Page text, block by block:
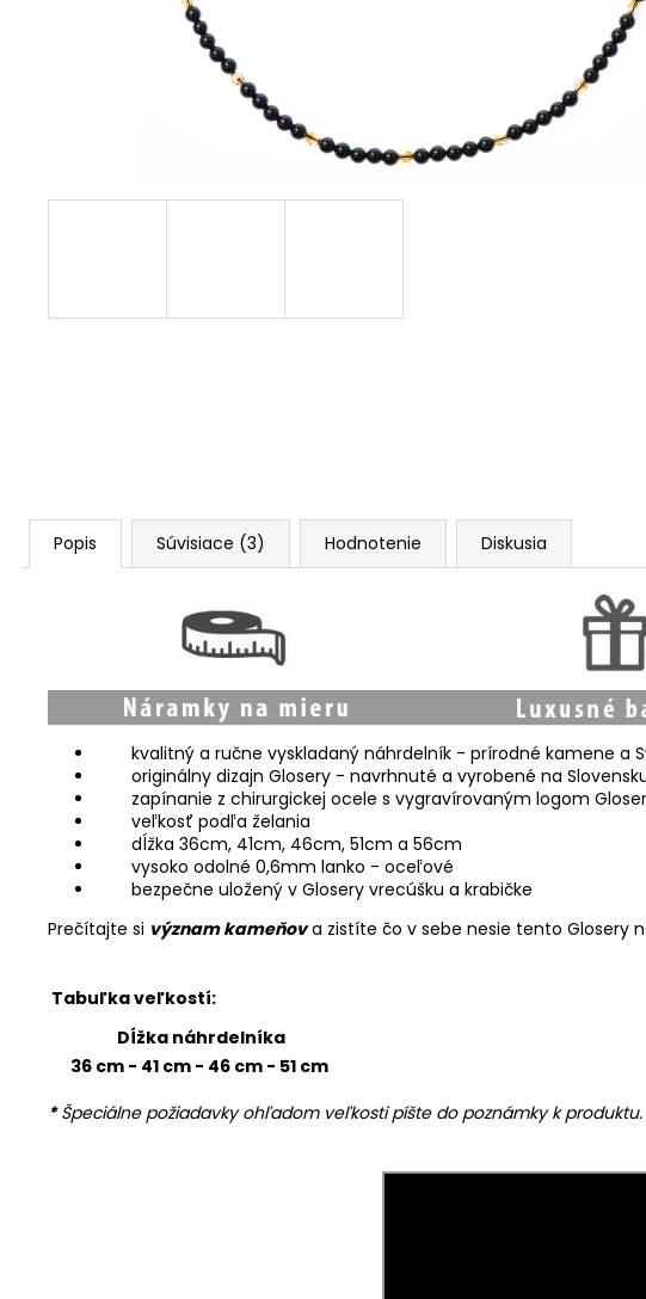
Popis Súvisiace (3) Hodnotenie Diskusia
kvalitný a ručne vyskladaný náhrdelník - prírodné kamene a
originálny dizajn Glosery - navrhnuté a vyrobené na
zapínanie z chirurgickej ocele s vygravírovaným logom
veľkosť podľa želania
dĺžka 36cm, 41cm, 46cm, 51cm a 56cm
vysoko odolné 0,6mm lanko - oceľové
bezpečne uložený v Glosery vrecúšku a krabičke
Prečítajte si význam kameňova zistíte čo v sebe nesie tento Glosery
Tabuľka veľkostí:
Dĺžka náhrdelníka
36 cm - 41 cm - 46 cm - 51 cm
*Špeciálne požiadavky ohľadom veľkosti píšte do poznámky k produktu.